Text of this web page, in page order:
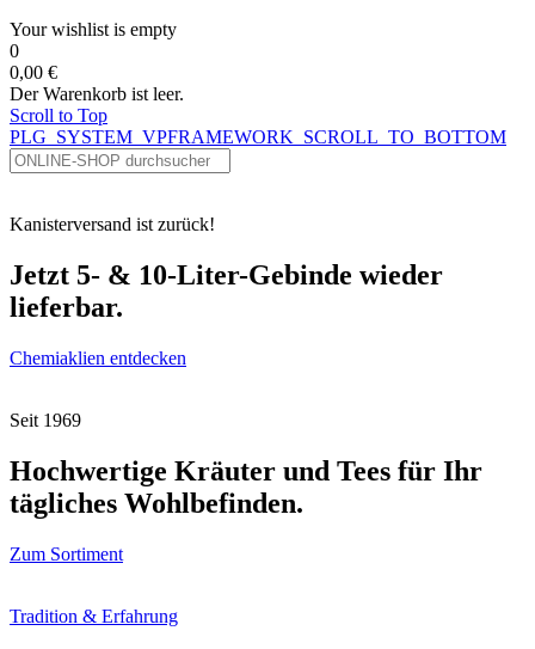
Your wishlist is empty
0
0,00 €
Der Warenkorb ist leer.
Scroll to Top
PLG_SYSTEM_VPFRAMEWORK_SCROLL_TO_BOTTOM
Kanisterversand ist zurück!
Jetzt 5- & 10-Liter-Gebinde wieder
lieferbar.
Chemiaklien entdecken
Seit 1969
Hochwertige Kräuter und Tees für Ihr
tägliches Wohlbefinden.
Zum Sortiment
Tradition & Erfahrung